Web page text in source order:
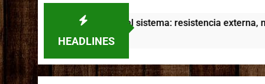
HEADLINES
chocan con el sistema: resistencia externa, narrativa